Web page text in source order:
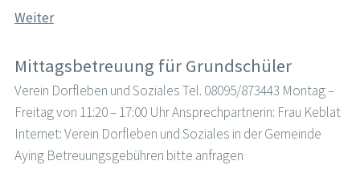
Weiter
Mittagsbetreuung für Grundschüler
Verein Dorfleben und Soziales Tel. 08095/873443 Montag –
Freitag von 11:20 – 17:00 Uhr Ansprechpartnerin: Frau Keblat
Internet: Verein Dorfleben und Soziales in der Gemeinde
Aying Betreuungsgebühren bitte anfragen